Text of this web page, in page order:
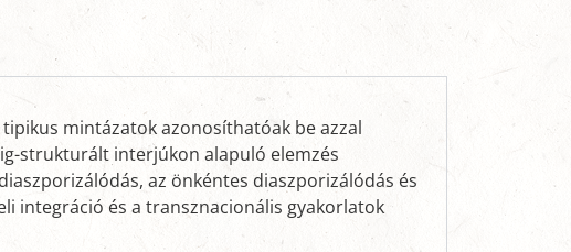
mintázatok azonosíthatóak be azzal
strukturált interjúkon alapuló elemzés
az önkéntes diaszporizálódás és
integráció és a transznacionális gyakorlatok